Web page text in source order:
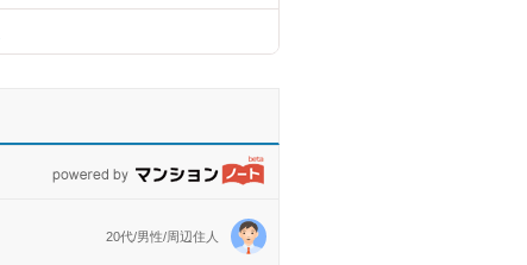
20代/男性/周辺住人